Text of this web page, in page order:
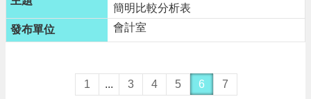
簡明比較分析表
會計室
1 ... 3 4 5 6 7